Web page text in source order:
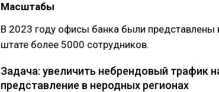
Масштабы
В 2023 году офисы банка были представлены
штате более 5000 сотрудников.
Задача: увеличить небрендовый трафик
представление в неродных регионах